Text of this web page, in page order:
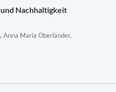
Nachhaltigkeit
Anna Maria Oberländer,